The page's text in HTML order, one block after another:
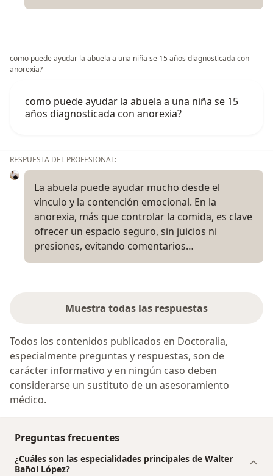
como puede ayudar la abuela a una niña se 15 años diagnosticada con
anorexia?
como puede ayudar la abuela a una niña se 15
años diagnosticada con anorexia?
RESPUESTA DEL PROFESIONAL:
La abuela puede ayudar mucho desde el
vínculo y la contención emocional. En la
anorexia, más que controlar la comida, es clave
ofrecer un espacio seguro, sin juicios ni
presiones, evitando comentarios…
Muestra todas las respuestas
Todos los contenidos publicados en Doctoralia,
especialmente preguntas y respuestas, son de
carácter informativo y en ningún caso deben
considerarse un sustituto de un asesoramiento
médico.
Preguntas frecuentes
¿Cuáles son las especialidades principales de Walter
Bañol López?